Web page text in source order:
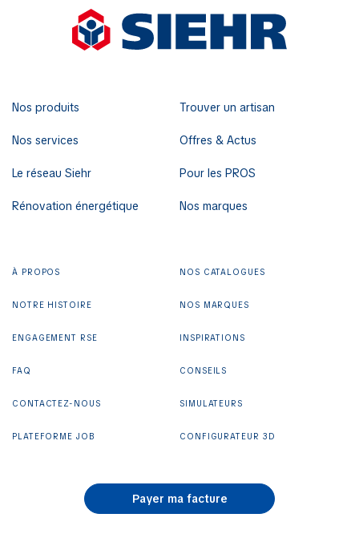
Nos produits
Nos services
Le réseau Siehr
Rénovation énergétique
Trouver un artisan
Offres & Actus
Pour les PROS
Nos marques
À PROPOS
NOTRE HISTOIRE
ENGAGEMENT RSE
FAQ
CONTACTEZ-NOUS
PLATEFORME JOB
NOS CATALOGUES
NOS MARQUES
INSPIRATIONS
CONSEILS
SIMULATEURS
CONFIGURATEUR 3D
Payer ma facture